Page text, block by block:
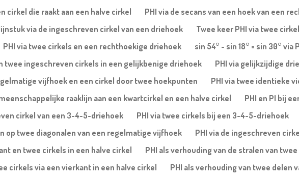
cirkel die raakt aan een halve cirkel
PHI via de secans van een hoek van een
via de ingeschreven cirkel van een driehoek
Twee keer PHI via twee
PHI via twee cirkels en een rechthoekige driehoek
sin 54° - sin 18° = sin 30° via
twee ingeschreven cirkels in een gelijkbenige driehoek
PHI via gelijkzijdige
vijfhoek en een cirkel door twee hoekpunten
PHI via twee identieke
raaklijn aan een kwartcirkel en een halve cirkel
PHI en PI bij
cirkel van een 3-4-5-driehoek
PHI via twee cirkels bij een 3-4-5-driehoek
op twee diagonalen van een regelmatige vijfhoek
PHI via de ingeschreven
en twee cirkels in een halve cirkel
PHI als verhouding van de stralen van
cirkels via een vierkant in een halve cirkel
PHI als verhouding van twee delen